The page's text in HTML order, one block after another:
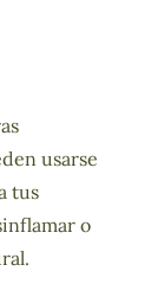
usarse
tus
o